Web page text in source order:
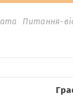
Питання-